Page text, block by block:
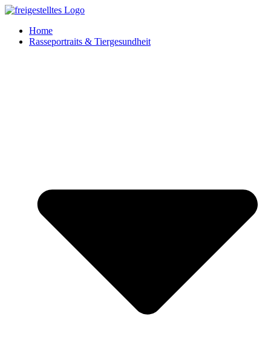
Zum
springenHome
Rasseportraits & Tiergesundheit